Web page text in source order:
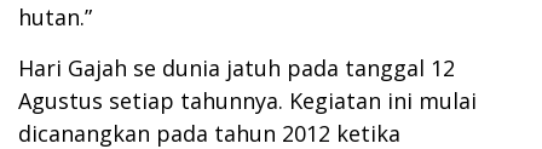
hutan.”
Hari Gajah se dunia jatuh pada tanggal 12
Agustus setiap tahunnya. Kegiatan ini mulai
dicanangkan pada tahun 2012 ketika